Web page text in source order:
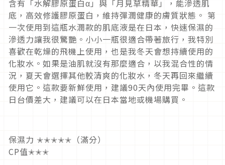
含有「水解膠原蛋白α」與「月見草精華」，能滲透肌
底，高效修護膠原蛋白，維持彈潤健康的膚質狀態。 第
一次使用到這瓶水潤款的肌底液是在日本，快速保濕的
滲透力讓我很驚艷。小小一瓶很適合帶著旅行，我特別
喜歡在乾燥的飛機上使用，也是我冬天會想持續使用的
化妝水。如果是油肌就沒有那麼適合，以我混合性的情
況，夏天會選擇其他較清爽的化妝水，冬天再回來繼續
使用它。這款要新鮮使用，建議90天內使用完畢。這款
日台價差大，建議可以在日本當地或機場購買。
保濕力 ✭✭✭✭✭（滿分）
CP值✭✭✭